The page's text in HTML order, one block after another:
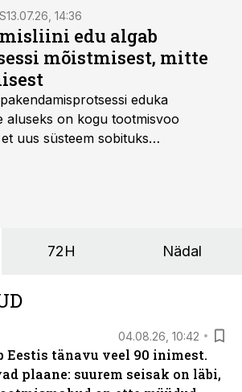
esimeste soomukite valmimine kõigi
jaoks märkimisväärne
13.07.26, 14:36
edu algab
mõistmisest, mitte
eduka
aluseks on kogu tootmisvoo
uus süsteem sobituks
Mitendorf.
72H Nädal
04.08.26, 10:42
Eestis tänavu veel 90 inimest.
plaane: suurem seisak on läbi,